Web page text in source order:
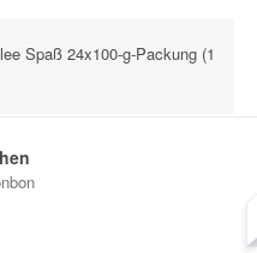
Spaß 24x100-g-Packung (1